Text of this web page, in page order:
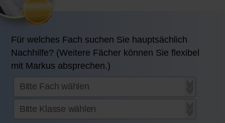
Für welches Fach suchen Sie hauptsächlich
Nachhilfe? (Weitere Fächer können Sie flexibel
mit Markus absprechen.)